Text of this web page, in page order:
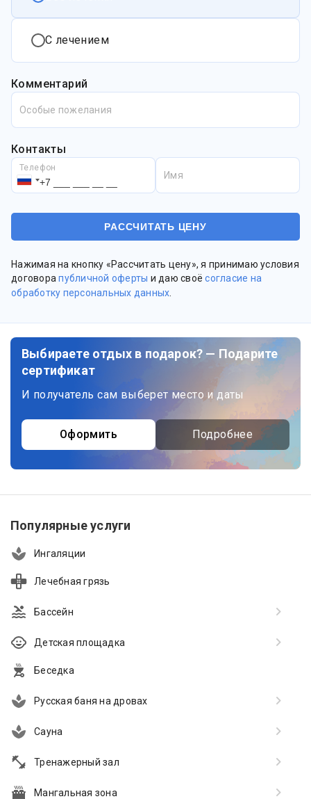
С лечением
Комментарий
Особые пожелания
Контакты
Телефон
Имя
Нажимая на кнопку «Рассчитать цену», я принимаю условия
договорапубличной оферты и даю своёсогласие на
обработку персональных данных
Выбираете отдых в подарок? — Подарите
сертификат
И получатель сам выберет место и даты
Оформить Подробнее
Популярные услуги
Ингаляции
Лечебная грязь
Бассейн
Детская площадка
Беседка
Русская баня на дровах
Сауна
Тренажерный зал
Мангальная зона